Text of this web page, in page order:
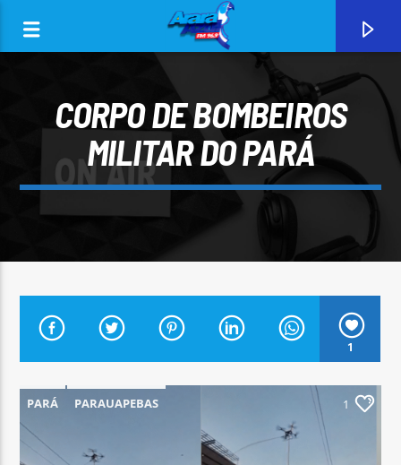
CURRENT TRACK
ARARA AZUL FM 96,9
CORPO DE BOMBEIROS
MILITAR DO PARÁ
1
PARÁ PARAUAPEBAS 1